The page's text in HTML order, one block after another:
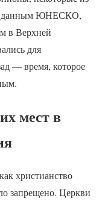
данным ЮНЕСКО,
в Верхней
для
— время, которое
мест в
христианство
запрещено. Церкви